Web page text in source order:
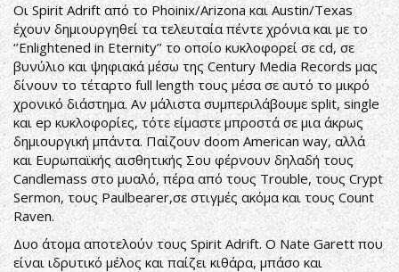
Οι Spirit Adrift από το Phoinix/Arizona και Austin/Texas
έχουν δημιουργηθεί τα τελευταία πέντε χρόνια και με το
‘’Enlightened in Eternity’’ το οποίο κυκλοφορεί σε cd, σε
βυνύλιο και ψηφιακά μέσω της Century Media Records μας
δίνουν το τέταρτο full length τους μέσα σε αυτό το μικρό
χρονικό διάστημα. Αν μάλιστα συμπεριλάβουμε split, single
και ep κυκλοφορίες, τότε είμαστε μπροστά σε μια άκρως
δημιουργική μπάντα. Παίζουν doom American way, αλλά
και Ευρωπαϊκής αισθητικής Σου φέρνουν δηλαδή τους
Candlemass στο μυαλό, πέρα από τους Trouble, τους Crypt
Sermon, τους Paulbearer,σε στιγμές ακόμα και τους Count
Raven.
Δυο άτομα αποτελούν τους Spirit Adrift. Ο Nate Garett που
είναι ιδρυτικό μέλος και παίζει κιθάρα, μπάσο και